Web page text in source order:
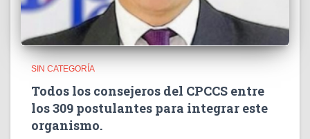
SIN CATEGORÍA
Todos los consejeros del CPCCS entre
los 309 postulantes para integrar este
organismo.